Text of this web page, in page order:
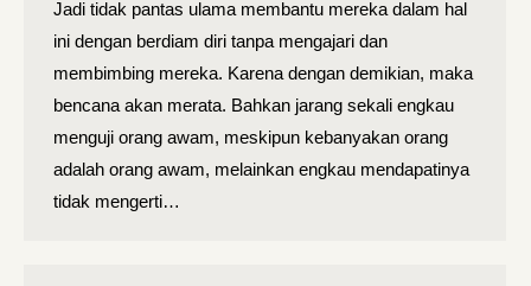
Jadi tidak pantas ulama membantu mereka dalam hal
ini dengan berdiam diri tanpa mengajari dan
membimbing mereka. Karena dengan demikian, maka
bencana akan merata. Bahkan jarang sekali engkau
menguji orang awam, meskipun kebanyakan orang
adalah orang awam, melainkan engkau mendapatinya
tidak mengerti…